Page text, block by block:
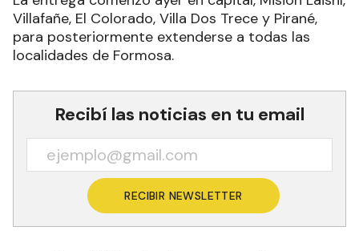
Villafañe, El Colorado, Villa Dos Trece y Pirané,
para posteriormente extenderse a todas las
localidades de Formosa.
Recibí las noticias en tu email
RECIBIR NEWSLETTER